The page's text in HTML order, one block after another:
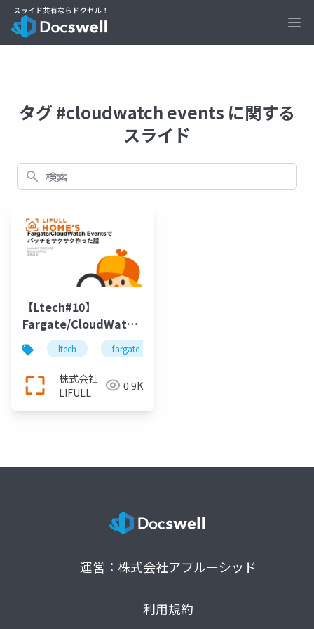
タグ #cloudwatch events に関する
スライド
検索
【Ltech#10】
Fargate/CloudWatch
Eventsでバッチをサク
サク作った話
ltech fargate
株式会社
LIFULL
0.9K
運営：株式会社アプルーシッド
利用規約